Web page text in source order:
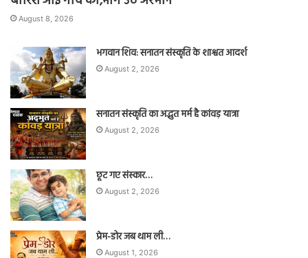
August 8, 2026
भगवान शिव: सनातन संस्कृति के शाश्वत आदर्श
August 2, 2026
सनातन संस्कृति का अद्भुत मर्म है कांवड़ यात्रा
August 2, 2026
छूट गए संस्कार…
August 2, 2026
प्रेम-डोर जब थाम ली…
August 1, 2026